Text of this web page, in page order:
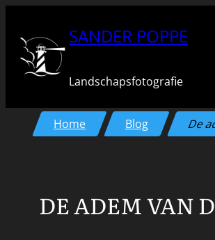
naar
de
SANDER POPPE
Landschapsfotografie
Home Blog De
DE ADEM VAN